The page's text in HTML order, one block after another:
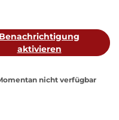
Benachrichtigung
aktivieren
nicht verfügbar